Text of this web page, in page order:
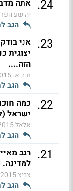
24
. אתה
יהושע
הגב
23
. אני
יצוגית
הזה....
מ.ב.א.
הגב
22
. כמה
ישראל
אלאל12:31
הגב
21
. רגב
למדינה. עונים לה...
צביצ12:12
הגב